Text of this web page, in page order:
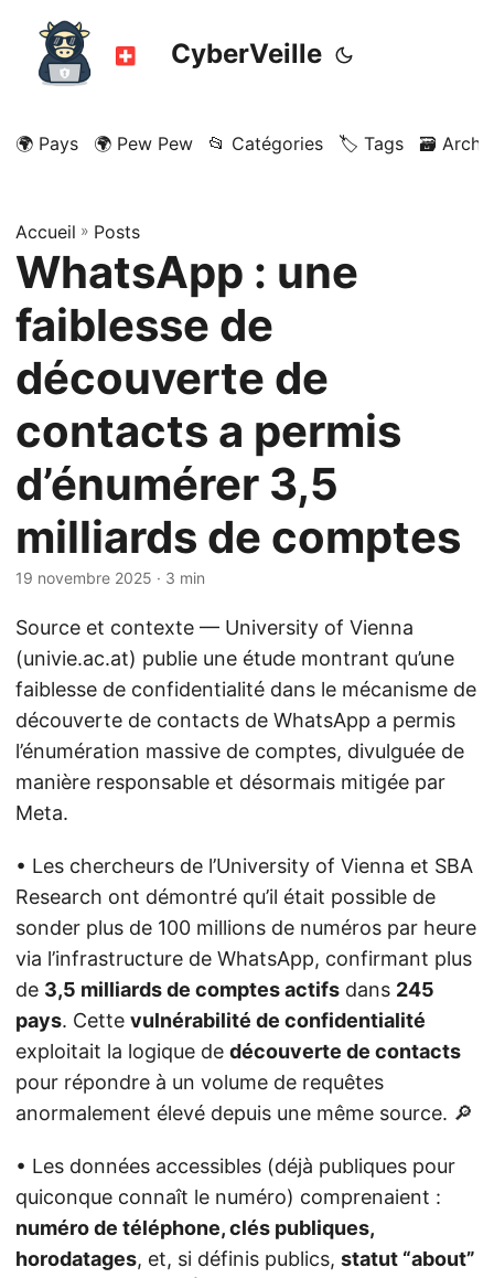
CyberVeille
🌍 Pays 🌍 Pew Pew 📂 Catégories 🏷️ Tags 🗃️
Accueil » Posts
WhatsApp : une
faiblesse de
découverte de
contacts a permis
d’énumérer 3,5
milliards de comptes
19 novembre 2025 · 3 min
Source et contexte — University of Vienna
(univie.ac.at) publie une étude montrant qu’une
faiblesse de confidentialité dans le mécanisme de
découverte de contacts de WhatsApp a permis
l’énumération massive de comptes, divulguée de
manière responsable et désormais mitigée par
Meta.
• Les chercheurs de l’University of Vienna et SBA
Research ont démontré qu’il était possible de
sonder plus de 100 millions de numéros par heure
via l’infrastructure de WhatsApp, confirmant plus
de 3,5 milliards de comptes actifs dans 245
pays. Cette vulnérabilité de confidentialité
exploitait la logique de découverte de contacts
pour répondre à un volume de requêtes
anormalement élevé depuis une même source. 🔎
• Les données accessibles (déjà publiques pour
quiconque connaît le numéro) comprenaient :
numéro de téléphone, clés publiques,
horodatages, et, si définis publics, statut “about”